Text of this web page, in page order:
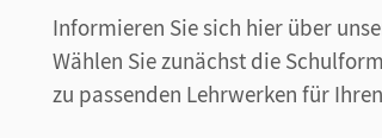
Informieren Sie sich hier über
Wählen Sie zunächst die
zu passenden Lehrwerken für